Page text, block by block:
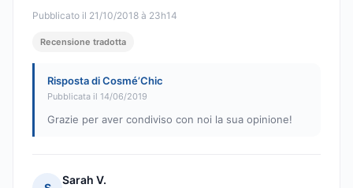
Pubblicato il 21/10/2018 à 23h14
Recensione tradotta
Risposta di Cosmé’Chic
Pubblicata il 14/06/2019
Grazie per aver condiviso con noi la sua opinione!
Sarah V.